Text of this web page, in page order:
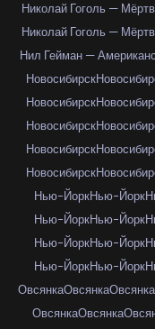
Николай Гоголь —
Николай Гоголь —
Нил Гейман —
Новосибирск
Новосибирск
Новосибирск
Новосибирск
Новосибирск
Нью-ЙоркНью-Йорк
Нью-ЙоркНью-Йорк
Нью-ЙоркНью-Йорк
Нью-ЙоркНью-Йорк
ОвсянкаОвсянкаОвсянка
ОвсянкаОвсянка